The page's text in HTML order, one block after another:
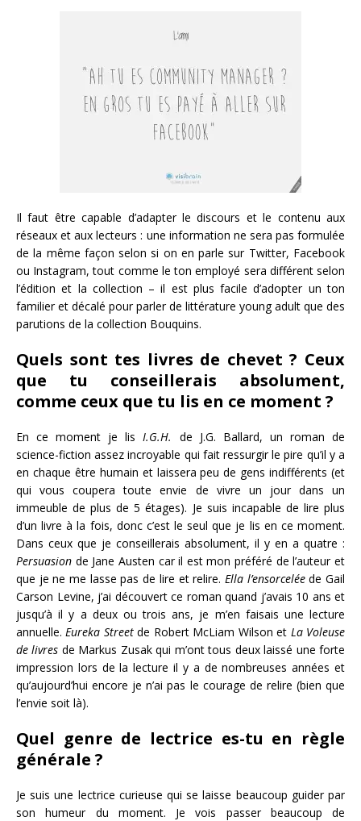
Il faut être capable d’adapter le discours et le contenu aux
réseaux et aux lecteurs : une information ne sera pas formulée
de la même façon selon si on en parle sur Twitter, Facebook
ou Instagram, tout comme le ton employé sera différent selon
l’édition et la collection – il est plus facile d’adopter un ton
familier et décalé pour parler de littérature young adult que des
parutions de la collection Bouquins.
Quels sont tes livres de chevet ? Ceux
que tu conseillerais absolument,
comme ceux que tu lis en ce moment ?
En ce moment je lis I.G.H.
de J.G. Ballard, un roman de
science-fiction assez incroyable qui fait ressurgir le pire qu’il y a
en chaque être humain et laissera peu de gens indifférents (et
qui vous coupera toute envie de vivre un jour dans un
immeuble de plus de 5 étages). Je suis incapable de lire plus
d’un livre à la fois, donc c’est le seul que je lis en ce moment.
Dans ceux que je conseillerais absolument, il y en a quatre :
Persuasion de Jane Austen car il est mon préféré de l’auteur et
que je ne me lasse pas de lire et relire. Ella l’ensorceléede Gail
Carson Levine, j’ai découvert ce roman quand j’avais 10 ans et
jusqu’à il y a deux ou trois ans, je m’en faisais une lecture
annuelle.Eureka Streetde Robert McLiam Wilson et La Voleuse
de livres de Markus Zusak qui m’ont tous deux laissé une forte
impression lors de la lecture il y a de nombreuses années et
qu’aujourd’hui encore je n’ai pas le courage de relire (bien que
l’envie soit là).
Quel genre de lectrice es-tu en règle
générale ?
Je suis une lectrice curieuse qui se laisse beaucoup guider par
son humeur du moment. Je vois passer beaucoup de